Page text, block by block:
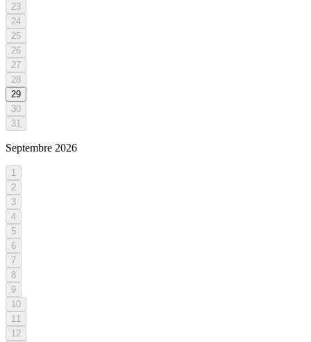
23
24
25
26
27
28
29
30
31
Septembre 2026
1
2
3
4
5
6
7
8
9
10
11
12